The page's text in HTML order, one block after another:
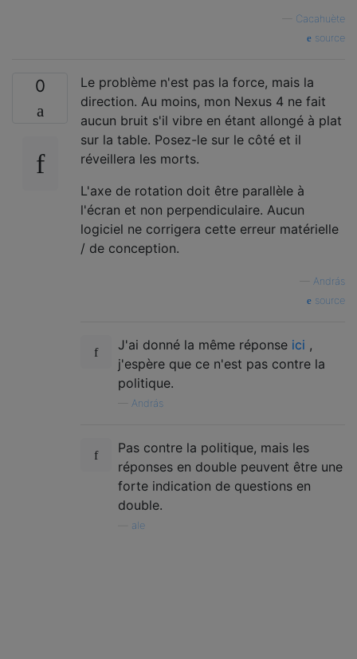
Cacahuète
source
0
Le problème n'est pas la force, mais la
direction. Au moins, mon Nexus 4 ne fait
aucun bruit s'il vibre en étant allongé à plat
sur la table. Posez-le sur le côté et il
réveillera les morts.
L'axe de rotation doit être parallèle à
l'écran et non perpendiculaire. Aucun
logiciel ne corrigera cette erreur matérielle
/ de conception.
András
source
J'ai donné la même réponse ici ,
j'espère que ce n'est pas contre la
politique.
András
Pas contre la politique, mais les
réponses en double peuvent être une
forte indication de questions en
double.
ale